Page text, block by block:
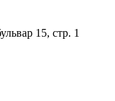
15, стр. 1